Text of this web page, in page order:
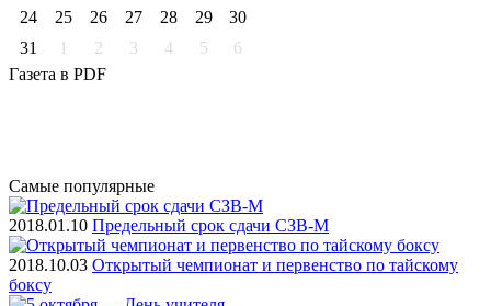
24
25 26 27 28 29
30
31
1 2 3 4 5
6
Газета в PDF
Самые популярные
2018.01.10 Предельный срок сдачи СЗВ-М
2018.10.03 Открытый чемпионат и первенство по тайскому
боксу